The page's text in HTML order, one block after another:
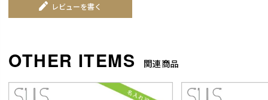
レビューを書く
関連商品